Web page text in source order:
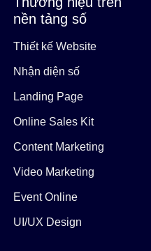
nền tảng số
Thiết kế Website
Nhận diện số
Landing Page
Online Sales Kit
Content Marketing
Video Marketing
Event Online
UI/UX Design